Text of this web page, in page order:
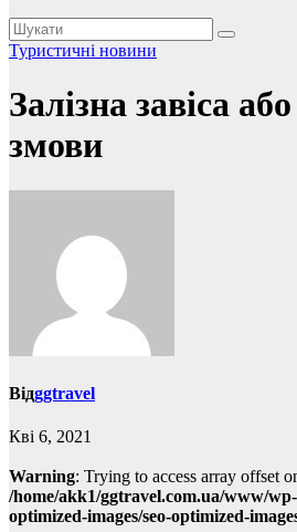
Туристичні новини
Залізна завіса
змови
Відggtravel
Кві 6, 2021
Warning: Trying to access array offset
/home/akk1/ggtravel.com.ua/www/
optimized-images/seo-optimized-